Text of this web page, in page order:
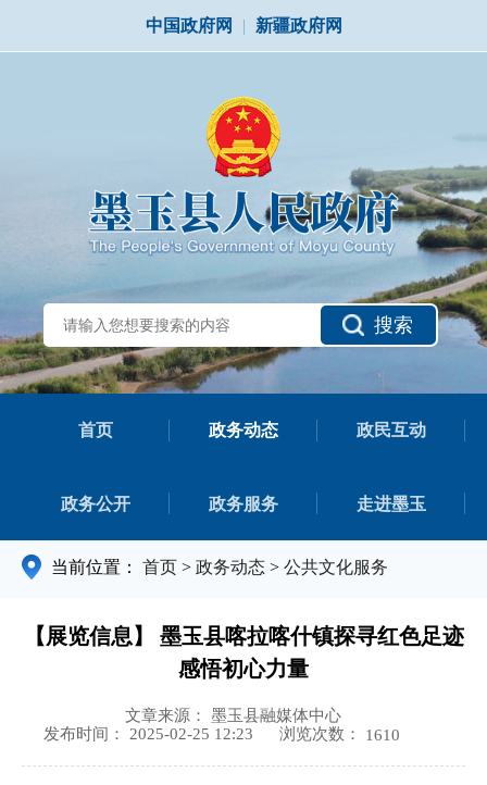
中国政府网 | 新疆政府网
搜索
首页 政务动态 政民互动
政务公开 政务服务 走进墨玉
当前位置： 首页 > 政务动态 > 公共文化服务
【展览信息】 墨玉县喀拉喀什镇探寻红色足迹
感悟初心力量
文章来源： 墨玉县融媒体中心
发布时间： 2025-02-25 12:23
浏览次数： 1610